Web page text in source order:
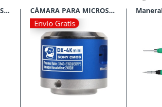
ESTACION DE SOLDAR SUGON T3602 CÁMARA PARA MICROSCOPIO MECHANIC DX-4KMINI
Envio Gratis